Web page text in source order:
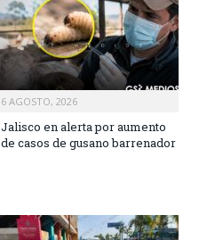
6 AGOSTO, 2026
Jalisco en alerta por aumento
de casos de gusano barrenador